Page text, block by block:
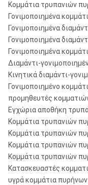
πυρήνων σειράς:
Κομμάτια (is03552-1)
μετρικά πυρήνα
Β:
Όλα τα άλλα πρότυπα:
Κομμάτια τρυπανιών
Γονιμοποιημένα
Γονιμοποιημένα
Γονιμοποιημένα
Γονιμοποιημένα
Διαμάντι-
Κινητικά διαμάντι-
Γονιμοποιημένο
προμηθευτές
Εγχώρια αποθήκη
Κομμάτια τρυπανιών
Κομμάτια τρυπανιών
Κομμάτια τρυπανιών
Κομμάτια τρυπανιών
Κατασκευαστές
υγρά κομμάτια